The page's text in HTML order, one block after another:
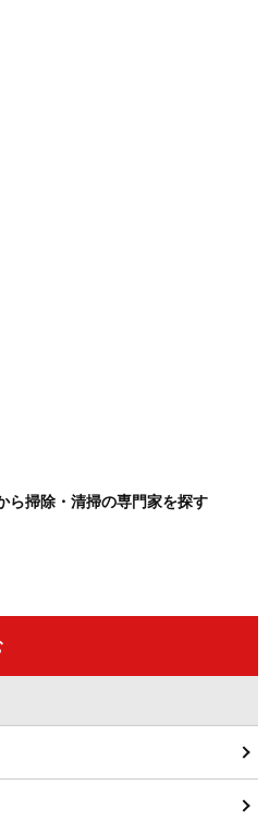
ら掃除・清掃の専門家を探す